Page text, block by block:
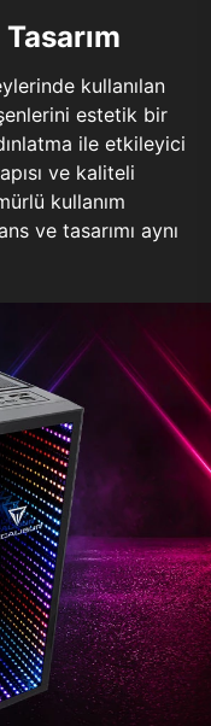
kullanılan
estetik bir
ile etkileyici
ve kaliteli
kullanım
ve tasarımı aynı